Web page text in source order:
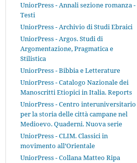
UniorPress - Annali sezione romanza -
Testi
UniorPress - Archivio di Studi Ebraici
UniorPress - Argos. Studi di
Argomentazione, Pragmatica e
Stilistica
UniorPress - Bibbia e Letterature
UniorPress - Catalogo Nazionale dei
Manoscritti Etiopici in Italia. Reports
UniorPress - Centro interuniversitario
per la storia delle città campane nel
Medioevo. Quaderni. Nuova serie
UniorPress - CLIM. Classici in
movimento all’Orientale
UniorPress - Collana Matteo Ripa